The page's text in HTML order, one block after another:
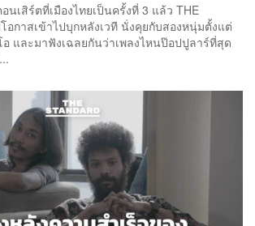
นเสิร์ตที่เมืองไทยเป็นครั้งที่ 3 แล้ว THE
โอกาสเข้าไปบุกหลังเวที นั่งคุยกับสองหนุ่มตั้งแต่
และมาฟังเฉลยกันว่าเพลงไหนป๊อปปูลาร์ที่สุด